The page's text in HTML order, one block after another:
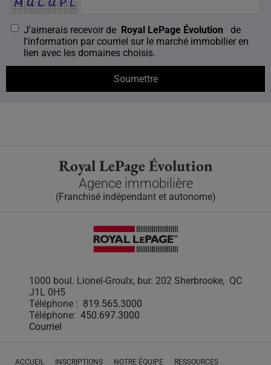
J'aimerais recevoir de Royal LePage Évolution
de
l'information par courriel sur le marché immobilier en
lien avec les domaines choisis.
Royal LePage Évolution
Agence immobilière
(Franchisé indépendant et autonome)
1000 boul. Lionel-Groulx, bur. 202 Sherbrooke, QC
J1L 0H5
Téléphone : 819.565.3000
Téléphone: 450.697.3000
Courriel
ACCUEIL INSCRIPTIONS NOTRE ÉQUIPE RESSOURCES